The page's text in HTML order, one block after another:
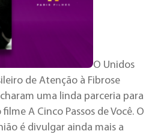
O Unidos
de Atenção à Fibrose
uma linda parceria para
A Cinco Passos de Você. O
é divulgar ainda mais a